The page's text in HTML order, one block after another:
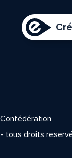
tous droits